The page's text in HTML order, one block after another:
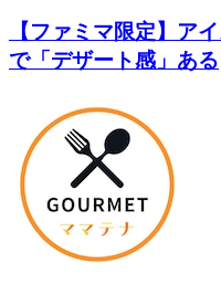
【ファミマ限定】ア
で「デザート感」ある